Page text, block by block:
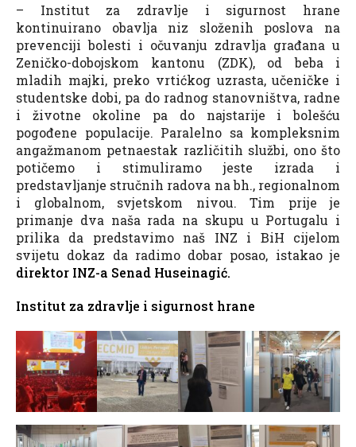
– Institut za zdravlje i sigurnost hrane
kontinuirano obavlja niz složenih poslova na
prevenciji bolesti i očuvanju zdravlja građana u
Zeničko-dobojskom kantonu (ZDK), od beba i
mladih majki, preko vrtićkog uzrasta, učeničke i
studentske dobi, pa do radnog stanovništva, radne
i životne okoline pa do najstarije i bolešću
pogođene populacije. Paralelno sa kompleksnim
angažmanom petnaestak različitih službi, ono što
potičemo i stimuliramo jeste izrada i
predstavljanje stručnih radova na bh., regionalnom
i globalnom, svjetskom nivou. Tim prije je
primanje dva naša rada na skupu u Portugalu i
prilika da predstavimo naš INZ i BiH cijelom
svijetu dokaz da radimo dobar posao, istakao je
direktor INZ-a Senad Huseinagić.
Institut za zdravlje i sigurnost hrane